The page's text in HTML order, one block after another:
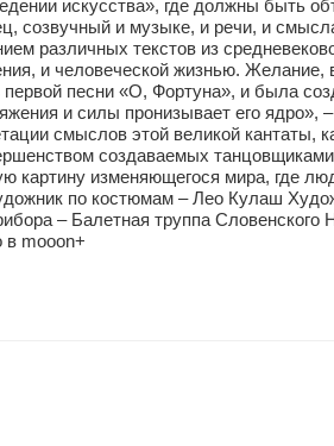
искусства», где должны быть
созвучный и музыке, и речи, и
текстов из
и человеческой жизнью.
песни «О, Фортуна», и была
и силы пронизывает его
смыслов этой великой
создаваемых
картину изменяющегося мира, где
по костюмам – Лео Кулаш
– Балетная труппа
в mooon+